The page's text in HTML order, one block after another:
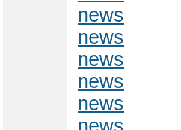
news
news
news
news
news
news